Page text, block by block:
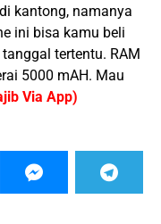
kantong, namanya
ini bisa kamu beli
tertentu. RAM
5000 mAH. Mau
Via App)